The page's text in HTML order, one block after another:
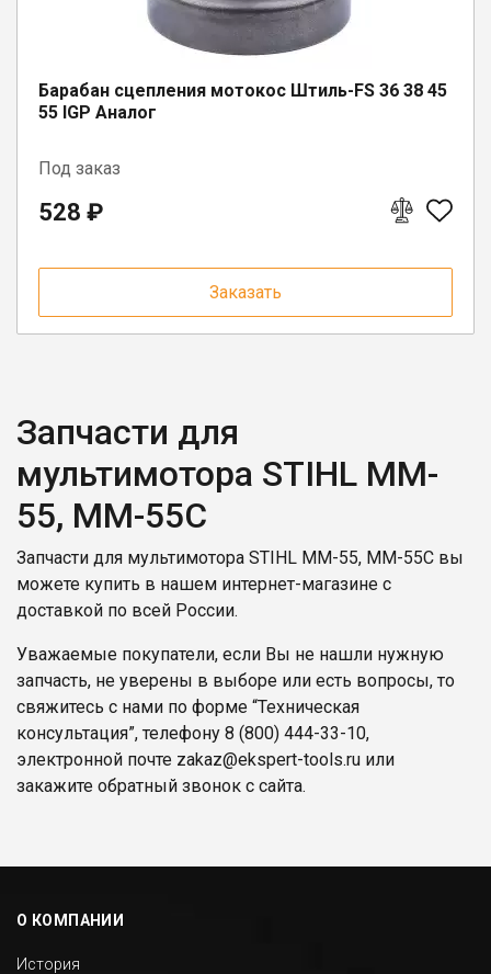
Юрлицам
Барабан сцепления мотокос Штиль-FS 36 38 45
55 IGP Аналог
Под заказ
528 ₽
Заказать
Запчасти для
мультимотора STIHL MM-
55, MM-55C
Запчасти для мультимотора STIHL MM-55, MM-55C вы
можете купить в нашем интернет-магазине с
доставкой по всей России.
Уважаемые покупатели, если Вы не нашли нужную
запчасть, не уверены в выборе или есть вопросы, то
свяжитесь с нами по форме “Техническая
консультация”, телефону 8 (800) 444-33-10,
электронной почте zakaz@ekspert-tools.ru или
закажите обратный звонок с сайта.
О КОМПАНИИ
История